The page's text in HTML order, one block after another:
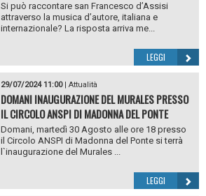
Si può raccontare san Francesco d’Assisi
attraverso la musica d’autore, italiana e
internazionale? La risposta arriva me...
LEGGI
29/07/2024 11:00| Attualità
DOMANI INAUGURAZIONE DEL MURALES PRESSO
IL CIRCOLO ANSPI DI MADONNA DEL PONTE
Domani, martedì 30 Agosto alle ore 18 presso
il Circolo ANSPI di Madonna del Ponte si terrà
l`inaugurazione del Murales ...
LEGGI